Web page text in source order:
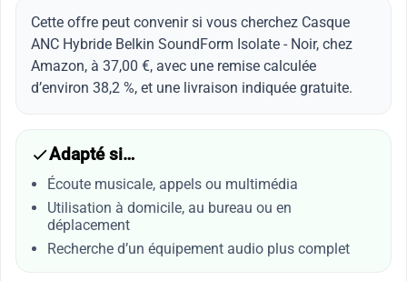
Cette offre peut convenir si vous cherchez Casque
ANC Hybride Belkin SoundForm Isolate - Noir, chez
Amazon, à 37,00 €, avec une remise calculée
d’environ 38,2 %, et une livraison indiquée gratuite.
Adapté si…
Écoute musicale, appels ou multimédia
Utilisation à domicile, au bureau ou en
déplacement
Recherche d’un équipement audio plus complet